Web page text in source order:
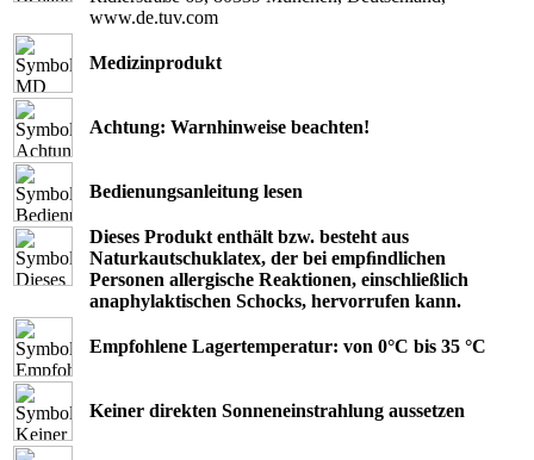
www.de.tuv.com
Medizinprodukt
Achtung: Warnhinweise beachten!
Bedienungsanleitung lesen
Dieses Produkt enthält bzw. besteht aus
Naturkautschuklatex, der bei empﬁndlichen
Personen allergische Reaktionen, einschließlich
anaphylaktischen Schocks, hervorrufen kann.
Empfohlene Lagertemperatur: von 0°C bis 35 °C
Keiner direkten Sonneneinstrahlung aussetzen